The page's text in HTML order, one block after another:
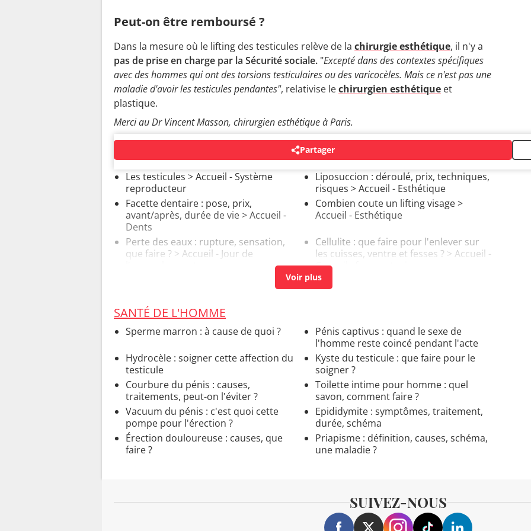
Peut-on être remboursé ?
Dans la mesure où le lifting des testicules relève de la chirurgie esthétique, il n'y a
pas de prise en charge par la Sécurité sociale. "Excepté dans des contextes spécifiques
avec des hommes qui ont des torsions testiculaires ou des varicocèles. Mais ce n'est pas une
maladie d'avoir les testicules pendantes", relativise lechirurgien esthétique et
plastique.
Merci au Dr Vincent Masson, chirurgien esthétique à Paris.
Partager
AUTOUR DU MÊME SUJET
Les testicules > Accueil - Système
reproducteur
Liposuccion : déroulé, prix, techniques,
risques > Accueil - Esthétique
Facette dentaire : pose, prix,
avant/après, durée de vie> Accueil -
Dents
Combien coute un lifting visage>
Accueil - Esthétique
Perte des eaux : rupture, sensation,
que faire ? > Accueil - Jour de
Cellulite : que faire pour l'enlever sur
les cuisses, ventre et fesses ? > Accueil -
Conseils forme et minceur
SANTÉ DE L'HOMME
Sperme marron : à cause de quoi ?
Pénis captivus : quand le sexe de
l'homme reste coincé pendant l'acte
Hydrocèle : soigner cette affection du
testicule
Kyste du testicule : que faire pour le
soigner ?
Courbure du pénis : causes,
traitements, peut-on l'éviter ?
Toilette intime pour homme : quel
savon, comment faire ?
Vacuum du pénis : c'est quoi cette
pompe pour l'érection ?
Epididymite : symptômes, traitement,
durée, schéma
Érection douloureuse : causes, que
faire ?
Priapisme : définition, causes, schéma,
une maladie ?
SUIVEZ-NOUS